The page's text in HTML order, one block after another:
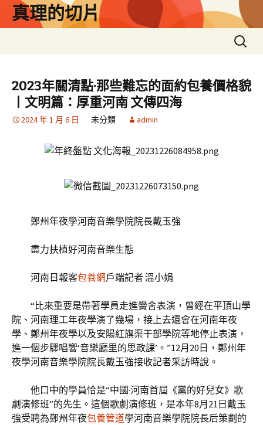
真理的切片
搜
尋
鍵
字:
2023年關清點·那些難忘的面約包養價格貌
丨文明篇：厚重河南 文傳四海
2024 年 1 月 6 日 未分類 admin
鄭州年夜學河南音樂學院院長戴玉強
盡力扶植好河南音樂生態
河南日報客包養網戶端記者 溫小娟
“比來重要是帶著學員走進黌舍表演，曾經在平頂山學
院、河南理工年夜學演了幾場，接上去還會在河南年夜
學、鄭州年夜學以及安陽紅旗渠干部學院等地停止表演，
進一個步驟唱響‘音樂廳里的思政課’。”12月20日，鄭州年
夜學河南音樂學院院長戴玉強接收記者采訪時說。
他口中的學員恰是“中國·河南首屆《黨的好兒女》歌
劇演修班”的先生。這個歌劇演修班，是本年8月21日戴玉
強受聘為鄭州年夜包養管道學河南音樂學院院長后策劃的